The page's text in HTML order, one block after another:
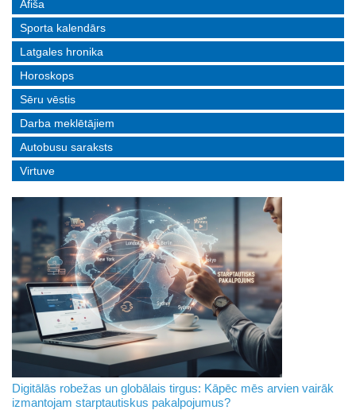
Afiša
Sporta kalendārs
Latgales hronika
Horoskops
Sēru vēstis
Darba meklētājiem
Autobusu saraksts
Virtuve
Digitālās robežas un globālais tirgus: Kāpēc mēs arvien vairāk
izmantojam starptautiskus pakalpojumus?